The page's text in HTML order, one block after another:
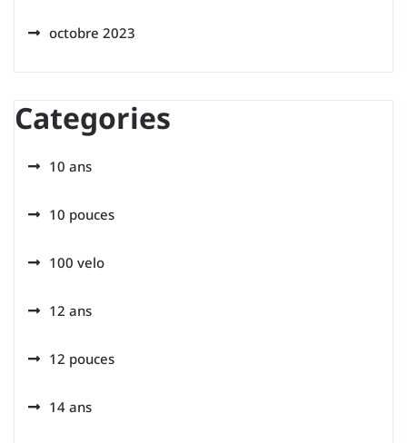
octobre 2023
Categories
10 ans
10 pouces
100 velo
12 ans
12 pouces
14 ans